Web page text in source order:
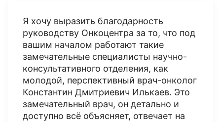
Я хочу выразить благодарность
руководству Онкоцентра за то, что под
вашим началом работают такие
замечательные специалисты научно-
консультативного отделения, как
молодой, перспективный врач-онколог
Константин Дмитриевич Илькаев. Это
замечательный врач, он детально и
доступно всё объясняет, отвечает на